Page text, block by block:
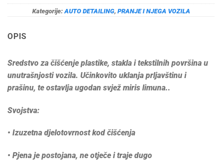
Kategorije: AUTO DETAILING, PRANJE I NJEGA VOZILA
OPIS
Sredstvo za čišćenje plastike, stakla i tekstilnih površina u
unutrašnjosti vozila. Učinkovito uklanja prljavštinu i
prašinu, te ostavlja ugodan svjež miris limuna..
Svojstva:
• Izuzetna djelotovrnost kod čišćenja
• Pjena je postojana, ne otječe i traje dugo